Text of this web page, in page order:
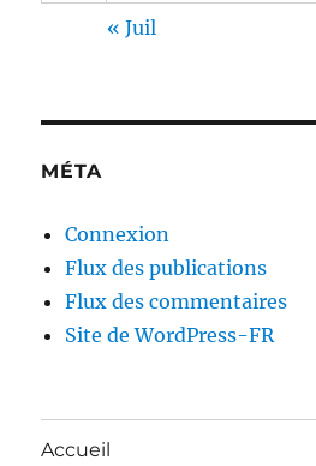
« Juil
MÉTA
Connexion
Flux des publications
Flux des commentaires
Site de WordPress-FR
Accueil